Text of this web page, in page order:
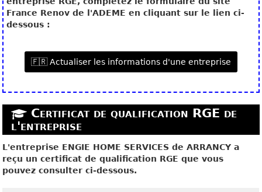
France Renov de l'ADEME en cliquant sur le lien ci-
dessous :
🇫🇷 Actualiser les informations d'une entreprise
Certificat de qualification RGE de
l'entreprise
L'entreprise ENGIE HOME SERVICES de ARRANCY a
reçu un certificat de qualification RGE que vous
pouvez consulter ci-dessous.